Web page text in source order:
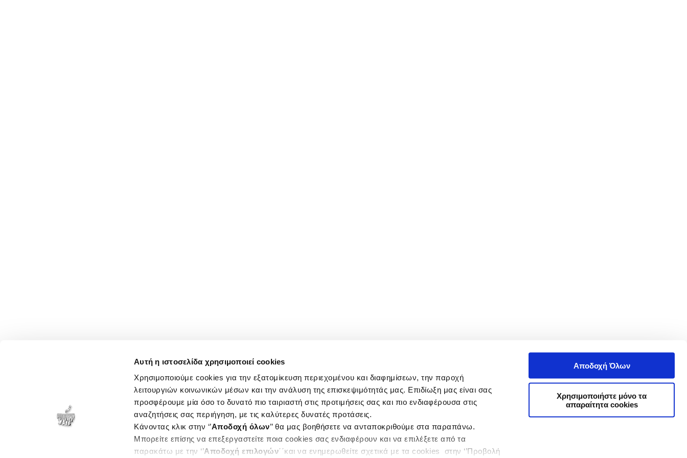
Αυτή η ιστοσελίδα χρησιμοποιεί cookies
Χρησιμοποιούμε cookies για την εξατομίκευση περιεχομένου και διαφημίσεων, την παροχή
λειτουργιών κοινωνικών μέσων και την ανάλυση της επισκεψιμότητάς μας. Επιδίωξη μας είναι σας
προσφέρουμε μία όσο το δυνατό πιο ταιριαστή στις προτιμήσεις σας και πιο ενδιαφέρουσα στις
αναζητήσεις σας περιήγηση, με τις καλύτερες δυνατές προτάσεις.
Κάνοντας κλικ στην ‘’Αποδοχή όλων’’ θα μας βοηθήσετε να ανταποκριθούμε στα παραπάνω.
Μπορείτε επίσης να επεξεργαστείτε ποια cookies σας ενδιαφέρουν και να επιλέξετε από τα
παρακάτω με την ‘’Αποδοχή επιλογών΄΄και να ενημερωθείτε σχετικά με τα cookies στην ‘’Προβολή
Αποδοχή Όλων
Χρησιμοποιήστε μόνο τα
απαραίτητα cookies